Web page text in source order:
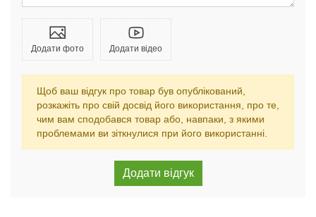
Додати фото Додати відео
Щоб ваш відгук про товар був опублікований,
розкажіть про свій досвід його використання, про те,
чим вам сподобався товар або, навпаки, з якими
проблемами ви зіткнулися при його використанні.